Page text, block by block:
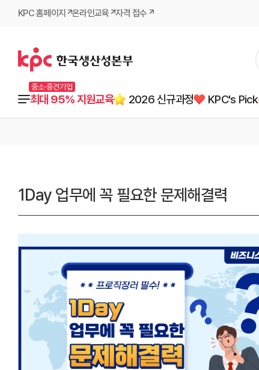
KPC 홈페이지 온라인교육 자격 접수
중소·중견기업
최대 95% 지원교육 2026 신규과정 KPC's Pick
1Day 업무에 꼭 필요한 문제해결력